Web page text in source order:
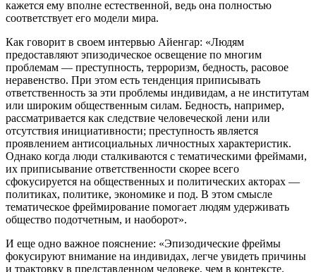
кажется ему вполне естественной, ведь она полностью
соответствует его модели мира.
Как говорит в своем интервью Айенгар: «Людям
предоставляют эпизодическое освещение по многим
проблемам — преступность, терроризм, бедность, расовое
неравенство. При этом есть тенденция приписывать
ответственность за эти проблемы индивидам, а не институтам
или широким общественным силам. Бедность, например,
рассматривается как следствие человеческой лени или
отсутствия инициативности; преступность является
проявлением антисоциальных личностных характеристик.
Однако когда люди сталкиваются с тематическими фреймами,
их приписывание ответственности скорее всего
сфокусируется на общественных и политических акторах —
политиках, политике, экономике и под. В этом смысле
тематическое фреймирование помогает людям удерживать
общество подотчетным, и наоборот».
И еще одно важное пояснение: «Эпизодические фреймы
фокусируют внимание на индивидах, легче увидеть причины
и трактовку в представленном человеке, чем в контексте.